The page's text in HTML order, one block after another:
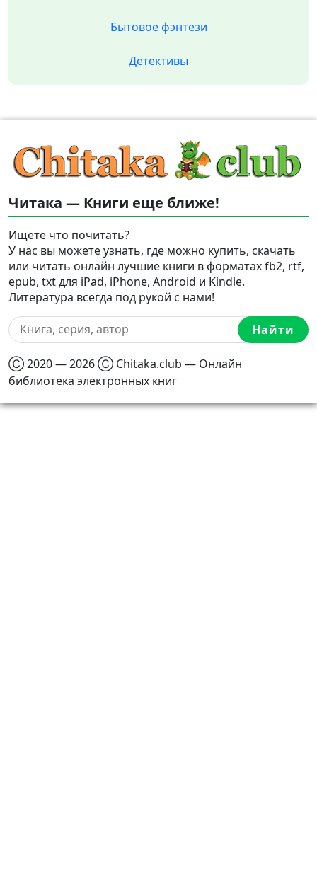
Бытовое фэнтези
Детективы
Читака — Книги еще ближе!
Ищете что почитать?
У нас вы можете узнать, где можно купить, скачать
или читать онлайн лучшие книги в форматах fb2, rtf,
epub, txt для iPad, iPhone, Android и Kindle.
Литература всегда под рукой с нами!
Найти
Ⓒ 2020 — 2026 Ⓒ Chitaka.club — Онлайн
библиотека электронных книг